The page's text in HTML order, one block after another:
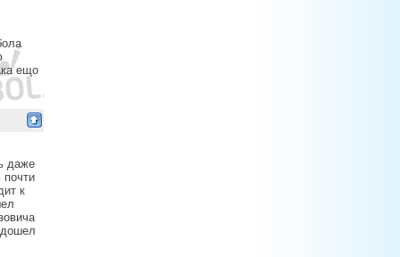
ещо
даже
почти
к